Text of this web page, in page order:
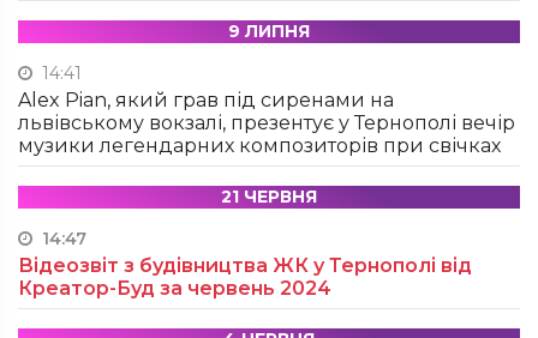
9 ЛИПНЯ
14:41
Alex Pian, який грав під сиренами на
львівському вокзалі, презентує у Тернополі вечір
музики легендарних композиторів при свічках
21 ЧЕРВНЯ
14:47
Відеозвіт з будівництва ЖК у Тернополі від
Креатор-Буд за червень 2024